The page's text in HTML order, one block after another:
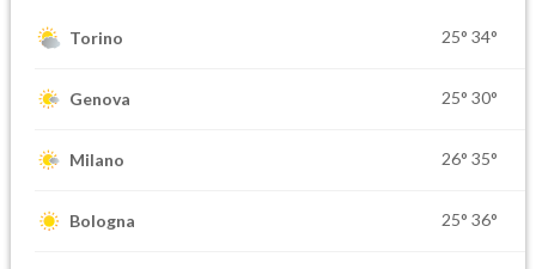
Torino 25° 34°
Genova 25° 30°
Milano 26° 35°
Bologna 25° 36°